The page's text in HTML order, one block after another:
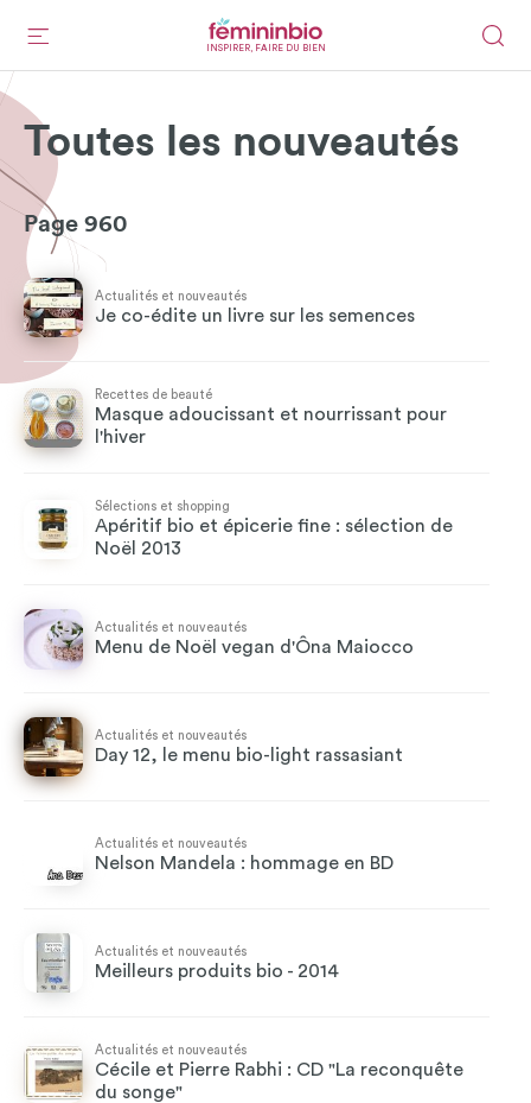
INSPIRER, FAIRE DU BIEN
Toutes les nouveautés
Page 960
Actualités et nouveautés
Je co-édite un livre sur les semences
Recettes de beauté
Masque adoucissant et nourrissant pour
l'hiver
Sélections et shopping
Apéritif bio et épicerie fine : sélection de
Noël 2013
Actualités et nouveautés
Menu de Noël vegan d'Ôna Maiocco
Actualités et nouveautés
Day 12, le menu bio-light rassasiant
Actualités et nouveautés
Nelson Mandela : hommage en BD
Actualités et nouveautés
Meilleurs produits bio - 2014
Actualités et nouveautés
Cécile et Pierre Rabhi : CD "La reconquête
du songe"